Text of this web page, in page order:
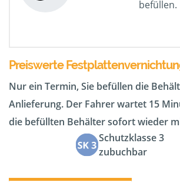
befüllen.
Preiswerte
Nur ein Termin, Sie befüllen die
Anlieferung. Der Fahrer wartet 15
die befüllten Behälter sofort wieder
Schutzklasse 3
zubuchbar